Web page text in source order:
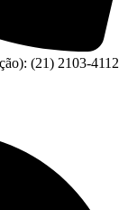
(21) 2103-4112